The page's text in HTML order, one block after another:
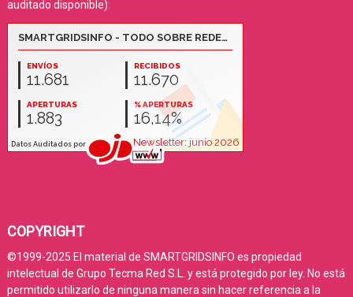
auditado disponible):
COPYRIGHT
©1999-2025 El material de SMARTGRIDSINFO es propiedad
intelectual de Grupo Tecma Red S.L. y está protegido por ley. No está
permitido utilizarlo de ninguna manera sin hacer referencia a la